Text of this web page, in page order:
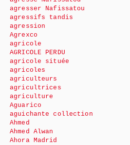
agresser Nafissatou
agressifs tandis
agression
Agrexco
agricole
AGRICOLE PERDU
agricole située
agricoles
agriculteurs
agricultrices
agriculture
Aguarico
aguichante collection
Ahmed
Ahmed Alwan
Ahora Madrid